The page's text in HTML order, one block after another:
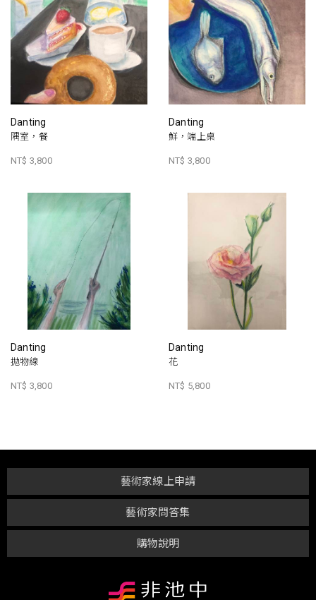
Danting
隅室，餐
NT$ 3,800
Danting
鮮，端上桌
NT$ 3,800
Danting
拋物線
NT$ 3,800
Danting
花
NT$ 5,800
購物說明
藝術家問答集
藝術家線上申請